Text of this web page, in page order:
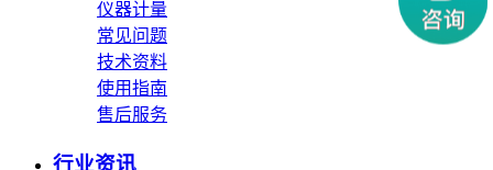
仪器计量
常见问题
技术资料
使用指南
售后服务
行业资讯